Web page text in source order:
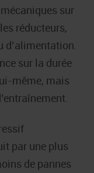
sur
réducteurs,
d’alimentation.
sur la durée
même, mais
par une plus
de pannes